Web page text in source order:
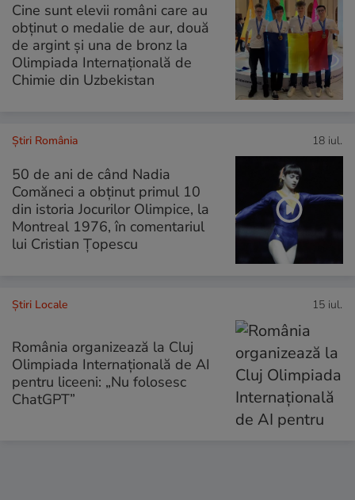
Cine sunt elevii români care au
obținut o medalie de aur, două
de argint și una de bronz la
Olimpiada Internațională de
Chimie din Uzbekistan
Știri România 18 iul.
50 de ani de când Nadia
Comăneci a obţinut primul 10
din istoria Jocurilor Olimpice, la
Montreal 1976, în comentariul
lui Cristian Țopescu
Știri Locale 15 iul.
România organizează la Cluj
Olimpiada Internațională de AI
pentru liceeni: „Nu folosesc
ChatGPT”